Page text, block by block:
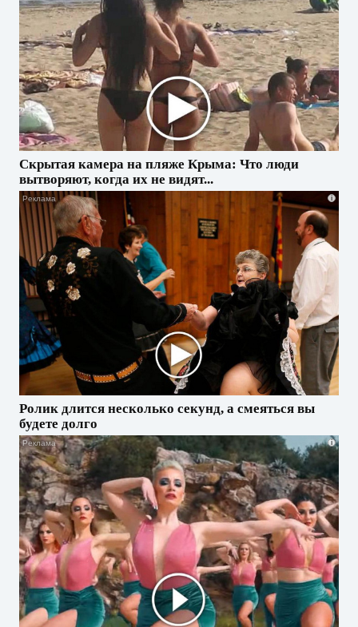
Скрытая камера на пляже Крыма: Что люди
вытворяют, когда их не видят...
i
Ролик длится несколько секунд, а смеяться вы
будете долго
i